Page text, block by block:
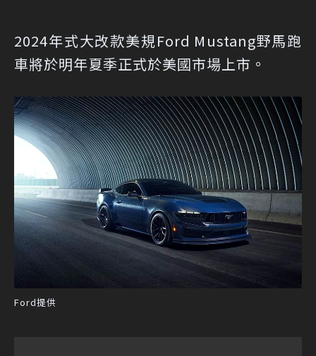
2024年式大改款美規Ford Mustang野馬跑
車將於明年夏季正式於美國市場上市。
Ford提供